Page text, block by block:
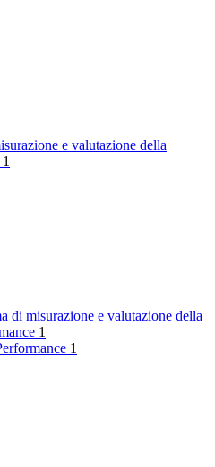
e valutazione della
1
di misurazione e valutazione della
1
1